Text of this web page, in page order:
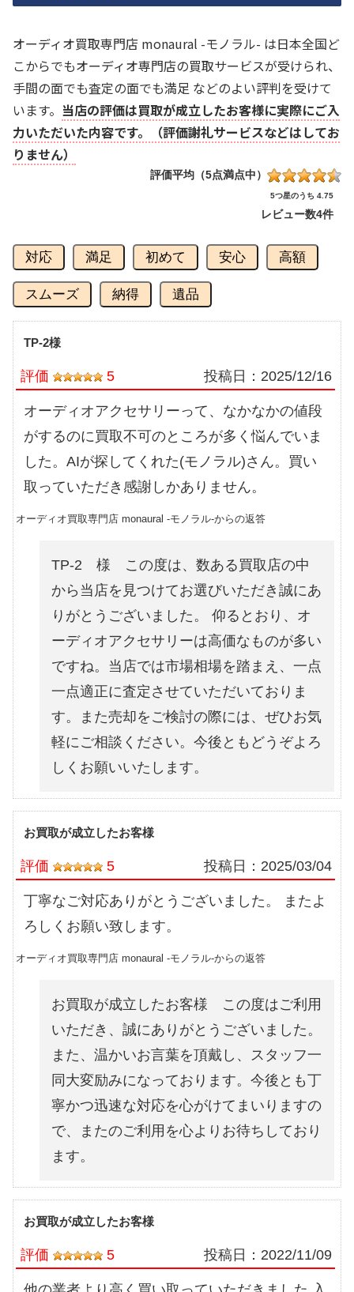
オーディオ買取専門店 monaural -モノラル- は日本全国ど
こからでもオーディオ専門店の買取サービスが受けられ、
手間の面でも査定の面でも満足 などのよい評判を受けて
います。 当店の評価は買取が成立したお客様に実際にご入
力いただいた内容です。（評価謝礼サービスなどはしてお
りません）
評価平均（5点満点中）
5つ星のうち 4.75
レビュー数4件
対応 満足 初めて 安心 高額
スムーズ 納得 遺品
TP-2様
評価 5 投稿日： 2025/12/16
オーディオアクセサリーって、なかなかの値段
がするのに買取不可のところが多く悩んでいま
した。AIが探してくれた(モノラル)さん。買い
取っていただき感謝しかありません。
オーディオ買取専門店 monaural -モノラル-からの返答
TP-2 様 この度は、数ある買取店の中
から当店を見つけてお選びいただき誠にあ
りがとうございました。 仰るとおり、オ
ーディオアクセサリーは高価なものが多い
ですね。当店では市場相場を踏まえ、一点
一点適正に査定させていただいておりま
す。また売却をご検討の際には、ぜひお気
軽にご相談ください。今後ともどうぞよろ
しくお願いいたします。
お買取が成立したお客様
評価 5 投稿日： 2025/03/04
丁寧なご対応ありがとうございました。 またよ
ろしくお願い致します。
オーディオ買取専門店 monaural -モノラル-からの返答
お買取が成立したお客様 この度はご利用
いただき、誠にありがとうございました。
また、温かいお言葉を頂戴し、スタッフ一
同大変励みになっております。今後とも丁
寧かつ迅速な対応を心がけてまいりますの
で、またのご利用を心よりお待ちしており
ます。
お買取が成立したお客様
評価 5 投稿日： 2022/11/09